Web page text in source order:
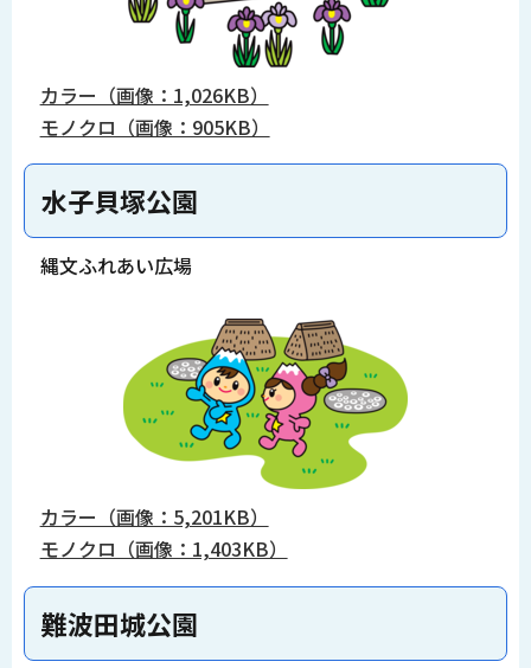
カラー（画像：1,026KB）
モノクロ（画像：905KB）
水子貝塚公園
縄文ふれあい広場
カラー（画像：5,201KB）
モノクロ（画像：1,403KB）
難波田城公園